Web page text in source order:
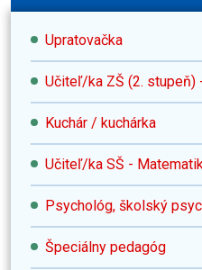
Upratovačka
Učiteľ/ka ZŠ (2. stupeň)
Kuchár / kuchárka
Učiteľ/ka SŠ -
Psychológ, školský
Špeciálny pedagóg